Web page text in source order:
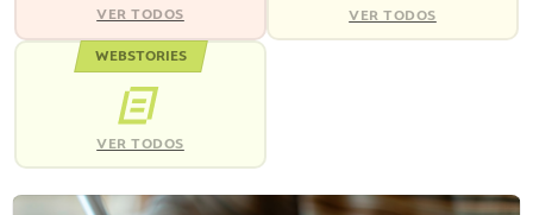
VER TODOS VER TODOS
WEBSTORIES
VER TODOS